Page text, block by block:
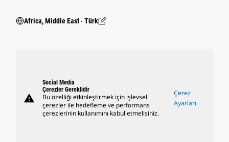
Africa, Middle East ‧ Türk
warning
Social Media
Çerezler Gereklidir
Bu özelliği etkinleştirmek için işlevsel
çerezler ile hedefleme ve performans
çerezlerinin kullanımını kabul etmelisiniz.
Çerez
Ayarları